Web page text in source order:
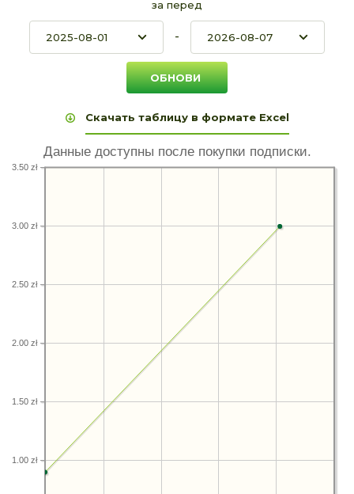
за перед
-
Скачать таблицу в формате Excel
Данные доступны после покупки подписки.
1.00 zł
1.50 zł
2.00 zł
2.50 zł
3.00 zł
3.50 zł